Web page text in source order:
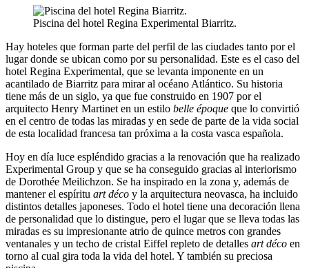
Piscina del hotel Regina Experimental Biarritz.
Hay hoteles que forman parte del perfil de las ciudades tanto por el
lugar donde se ubican como por su personalidad. Este es el caso del
hotel Regina Experimental, que se levanta imponente en un
acantilado de Biarritz para mirar al océano Atlántico. Su historia
tiene más de un siglo, ya que fue construido en 1907 por el
arquitecto Henry Martinet en un estilo belle époque que lo convirtió
en el centro de todas las miradas y en sede de parte de la vida social
de esta localidad francesa tan próxima a la costa vasca española.
Hoy en día luce espléndido gracias a la renovación que ha realizado
Experimental Group y que se ha conseguido gracias al interiorismo
de Dorothée Meilichzon. Se ha inspirado en la zona y, además de
mantener el espíritu art déco y la arquitectura neovasca, ha incluido
distintos detalles japoneses. Todo el hotel tiene una decoración llena
de personalidad que lo distingue, pero el lugar que se lleva todas las
miradas es su impresionante atrio de quince metros con grandes
ventanales y un techo de cristal Eiffel repleto de detalles art déco en
torno al cual gira toda la vida del hotel. Y también su preciosa